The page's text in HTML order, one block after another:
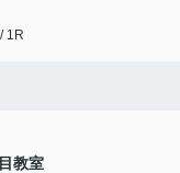
1R
教室